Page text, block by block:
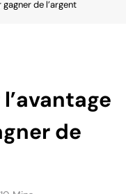
de l’argent
de